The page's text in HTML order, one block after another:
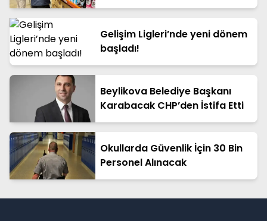
Gelişim Ligleri’nde yeni dönem
başladı!
Beylikova Belediye Başkanı
Karabacak CHP’den İstifa Etti
Okullarda Güvenlik İçin 30 Bin
Personel Alınacak